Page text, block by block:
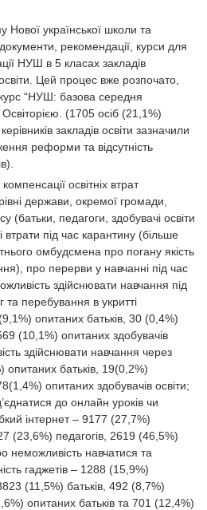
української школи та
рекомендації, курси для
НУШ в 5 класах закладів
Цей процес вже розпочато,
“НУШ: базова середня
(1705 осіб (21,1%)
закладів освіти зазначили
реформи та відсутність
освітніх втрат
держави, окремої громади,
(батьки, педагоги, здобувачі освіти
втрати під час карантину (більше
омбудсмена про погану якість
про перерви у навчанні під час
здійснювати навчання під
та перебування в укритті
опитаних батьків, 30 (0,4%)
(10,1%) опитаних здобувачів
здійснювати навчання через
опитаних батьків, 19(0,2%)
опитаних здобувачів освіти;
до онлайн уроків чи
інтернет – 9177 (27,7%)
(23,6%) педагогів, 2619 (46,5%)
неможливість навчатися та
гаджетів – 1288 (15,9%)
(11,5%) батьків, 492 (8,7%)
опитаних батьків та 701 (12,4%)